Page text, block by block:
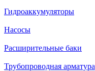
Гидроаккумуляторы
Насосы
Расширительные баки
Трубопроводная арматура